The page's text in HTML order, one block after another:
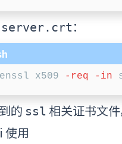
server.crt ：
x509 -req -in
的 ssl 相关证书文件
使用